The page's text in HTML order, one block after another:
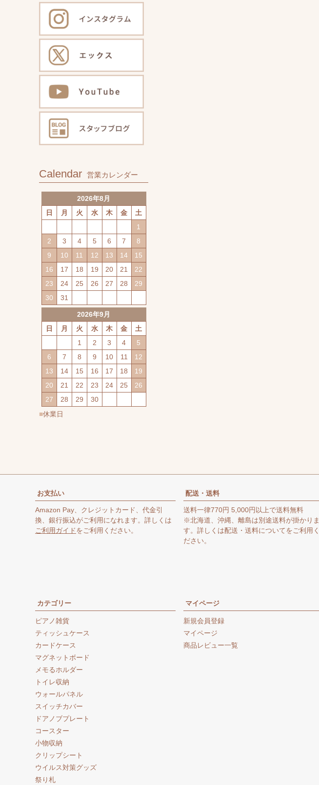
Calendar 営業カレンダー
2026年8月
日
月 火 水 木 金
土
1
2
3 4 5 6 7
8
9
10 11 12 13 14
15
16
17 18 19 20 21
22
23
24 25 26 27 28
29
30
31
2026年9月
日
月 火 水 木 金
土
1
2 3 4
5
6
7 8 9 10 11
12
13
14 15 16 17 18
19
20
21 22 23 24 25
26
27
28 29
30
休業日
お支払い
Amazon Pay、クレジットカード、代金引
換、銀行振込がご利用になれます。詳しくは
ご利用ガイドをご利用ください。
配送・送料
送料一律770円 5,000円以上で送料無料
※北海道、沖縄、離島は別途送料が掛かりま
す。詳しくは配送・送料についてをご利用く
ださい。
カテゴリー
ピアノ雑貨
ティッシュケース
カードケース
マグネットボード
メモるホルダー
トイレ収納
ウォールパネル
スイッチカバー
ドアノブプレート
コースター
小物収納
クリップシート
ウイルス対策グッズ
祭り札
マイページ
新規会員登録
マイページ
商品レビュー一覧